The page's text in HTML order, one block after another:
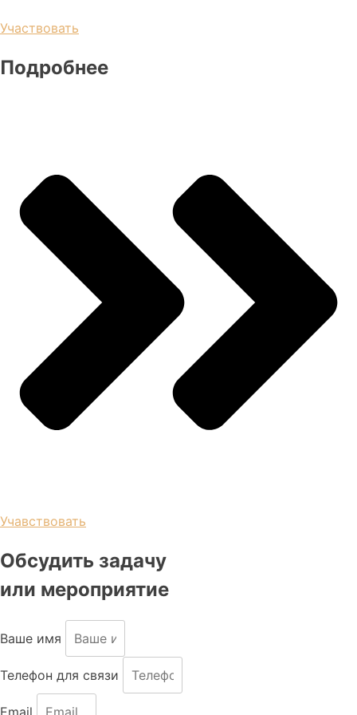
Участвовать
Подробнее
Учавствовать
Обсудить задачу
или мероприятие
Ваше имя
Телефон для связи